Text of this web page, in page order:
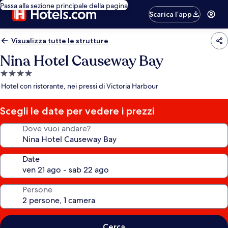
Passa alla sezione principale della pagina
Scarica l’app
Visualizza tutte le strutture
Nina Hotel Causeway Bay
Struttura
a
stelle
Hotel con ristorante, nei pressi di Victoria Harbour
Scegli le date per vedere i prezzi
Dove vuoi andare?
Date
Persone